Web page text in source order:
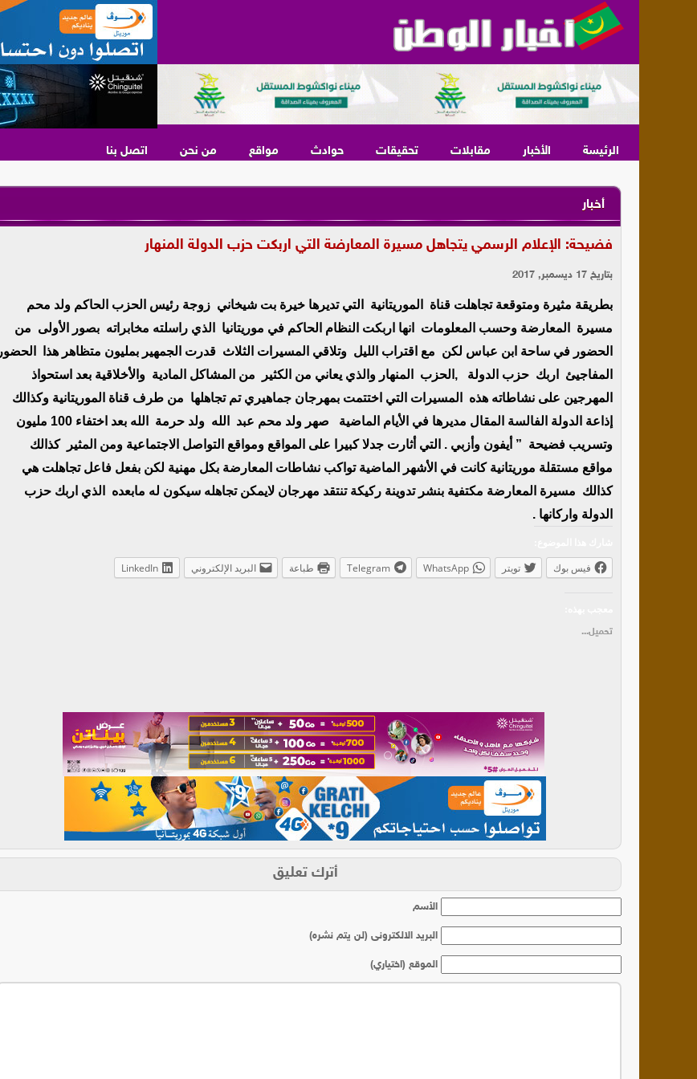
الرئيسة الأخبار مقابلات تحقيقات حوادث مواقع من نحن اتصل بنا
أخبار
فضيحة: الإعلام الرسمي يتجاهل مسيرة المعارضة التي اربكت حزب الدولة المنهار
بتاريخ 17 ديسمبر, 2017
بطريقة مثيرة ومتوقعة تجاهلت قناة الموريتانية التي تديرها خيرة بت شيخاني زوجة رئيس الحزب الحاكم ولد محم
مسيرة المعارضة وحسب المعلومات انها اربكت النظام الحاكم في موريتانيا الذي راسلته مخابراته بصور الأولى من
الحضور في ساحة ابن عباس لكن مع اقتراب الليل وتلاقي المسيرات الثلاث قدرت الجمهير بمليون متظاهر هذا الحضور
المفاجيئ اربك حزب الدولة ,الحزب المنهار والذي يعاني من الكثير من المشاكل المادية والأخلاقية بعد استحواذ
المهرجين على نشاطاته هذه المسيرات التي اختتمت بمهرجان جماهيري تم تجاهلها من طرف قناة الموريتانية وكذالك
إذاعة الدولة الفالسة المقال مديرها في الأيام الماضية صهر ولد محم عبد الله ولد حرمة الله بعد اختفاء 100 مليون
وتسريب فضيحة ” أيفون وأزبي . التي أثارت جدلا كبيرا على المواقع ومواقع التواصل الاجتماعية ومن المثير كذالك
مواقع مستقلة موريتانية كانت في الأشهر الماضية تواكب نشاطات المعارضة بكل مهنية لكن بفعل فاعل تجاهلت هي
كذالك مسيرة المعارضة مكتفية بنشر تدوينة ركيكة تنتقد مهرجان لايمكن تجاهله سيكون له مابعده الذي اربك حزب
الدولة واركانها .
فيس بوك تويتر WhatsApp
Telegram طباعة البريد الإلكتروني LinkedIn
تحميل...
أترك تعليق
الأسم
البريد الالكترونى (لن يتم نشره)
الموقع (اختياري)